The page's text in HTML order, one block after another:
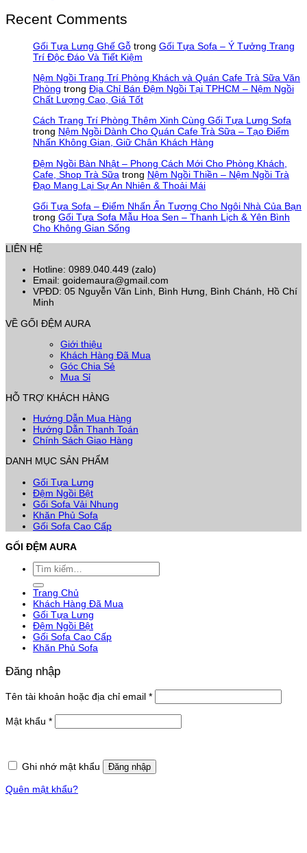
Recent Comments
Gối Tựa Lưng Ghế Gỗ trong Gối Tựa Sofa – Ý Tưởng Trang
Trí Độc Đáo Và Tiết Kiệm
Nệm Ngồi Trang Trí Phòng Khách và Quán Cafe Trà Sữa Văn
Phòng trong Địa Chỉ Bán Đệm Ngồi Tại TPHCM – Nệm Ngồi
Chất Lượng Cao, Giá Tốt
Cách Trang Trí Phòng Thêm Xinh Cùng Gối Tựa Lưng Sofa
trong Nệm Ngồi Dành Cho Quán Cafe Trà Sữa – Tạo Điểm
Nhấn Không Gian, Giữ Chân Khách Hàng
Đệm Ngồi Bàn Nhật – Phong Cách Mới Cho Phòng Khách,
Cafe, Shop Trà Sữa trong Nệm Ngồi Thiền – Nệm Ngồi Trà
Đạo Mang Lại Sự An Nhiên & Thoải Mái
Gối Tựa Sofa – Điểm Nhấn Ấn Tượng Cho Ngôi Nhà Của Bạn
trong Gối Tựa Sofa Mẫu Hoa Sen – Thanh Lịch & Yên Bình
Cho Không Gian Sống
LIÊN HỆ
Hotline: 0989.040.449 (zalo)
Email: goidemaura@gmail.com
VPĐD: 05 Nguyễn Văn Linh, Bình Hưng, Bình Chánh, Hồ Chí
Minh
VỀ GỐI ĐỆM AURA
Giới thiệu
Khách Hàng Đã Mua
Góc Chia Sẻ
Mua Sỉ
HỖ TRỢ KHÁCH HÀNG
Hướng Dẫn Mua Hàng
Hướng Dẫn Thanh Toán
Chính Sách Giao Hàng
DANH MỤC SẢN PHẨM
Gối Tựa Lưng
Đệm Ngồi Bệt
Gối Sofa Vải Nhung
Khăn Phủ Sofa
Gối Sofa Cao Cấp
GỐI ĐỆM AURA
Tìm
kiếm:
Trang Chủ
Khách Hàng Đã Mua
Gối Tựa Lưng
Đệm Ngồi Bệt
Gối Sofa Cao Cấp
Khăn Phủ Sofa
Đăng nhập
Tên tài khoản hoặc địa chỉ email *Bắt
buộc
Mật khẩu *Bắt
buộc
Ghi nhớ mật khẩu Đăng nhập
Quên mật khẩu?